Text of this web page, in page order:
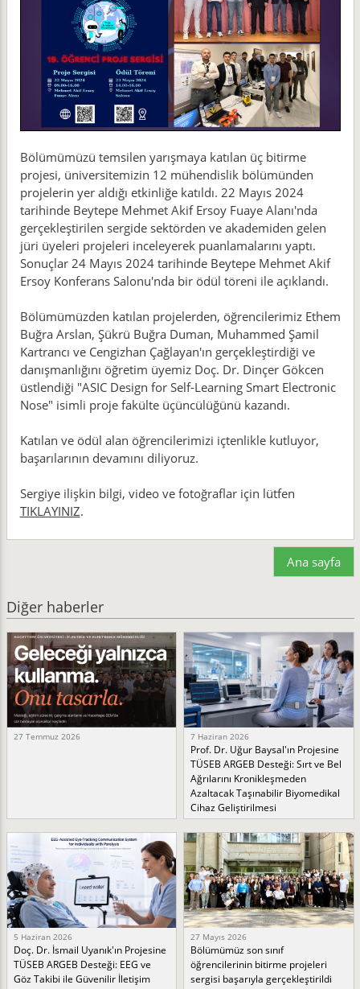
Bölümümüzü temsilen yarışmaya katılan üç bitirme
projesi, üniversitemizin 12 mühendislik bölümünden
projelerin yer aldığı etkinliğe katıldı. 22 Mayıs 2024
tarihinde Beytepe Mehmet Akif Ersoy Fuaye Alanı'nda
gerçekleştirilen sergide sektörden ve akademiden gelen
jüri üyeleri projeleri inceleyerek puanlamalarını yaptı.
Sonuçlar 24 Mayıs 2024 tarihinde Beytepe Mehmet Akif
Ersoy Konferans Salonu'nda bir ödül töreni ile açıklandı.
Bölümümüzden katılan projelerden, öğrencilerimiz Ethem
Buğra Arslan, Şükrü Buğra Duman, Muhammed Şamil
Kartrancı ve Cengizhan Çağlayan'ın gerçekleştirdiği ve
danışmanlığını öğretim üyemiz Doç. Dr. Dinçer Gökcen
üstlendiği "ASIC Design for Self-Learning Smart Electronic
Nose" isimli proje fakülte üçüncülüğünü kazandı.
Katılan ve ödül alan öğrencilerimizi içtenlikle kutluyor,
başarılarının devamını diliyoruz.
Sergiye ilişkin bilgi, video ve fotoğraflar için lütfen
TIKLAYINIZ.
Ana sayfa
Diğer haberler
27 Temmuz 2026 7 Haziran 2026
Prof. Dr. Uğur Baysal'ın Projesine
TÜSEB ARGEB Desteği: Sırt ve Bel
Ağrılarını Kronikleşmeden
Azaltacak Taşınabilir Biyomedikal
Cihaz Geliştirilmesi
5 Haziran 2026
Doç. Dr. İsmail Uyanık'ın Projesine
TÜSEB ARGEB Desteği: EEG ve
Göz Takibi ile Güvenilir İletişim
27 Mayıs 2026
Bölümümüz son sınıf
öğrencilerinin bitirme projeleri
sergisi başarıyla gerçekleştirildi